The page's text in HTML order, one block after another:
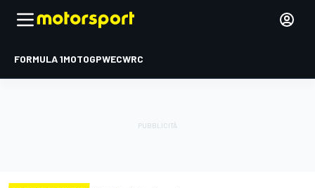
FORMULA 1MOTOGPWECWRC